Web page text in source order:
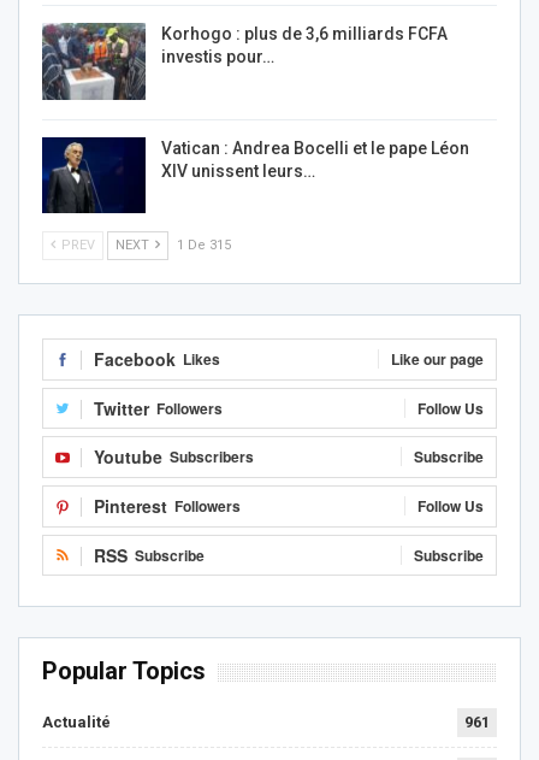
Korhogo : plus de 3,6 milliards FCFA
investis pour…
Vatican : Andrea Bocelli et le pape Léon
XIV unissent leurs…
PREV NEXT 1 De 315
Facebook Likes Like our page
Twitter Followers Follow Us
Youtube Subscribers Subscribe
Pinterest Followers Follow Us
RSS Subscribe Subscribe
Popular Topics
Actualité 961